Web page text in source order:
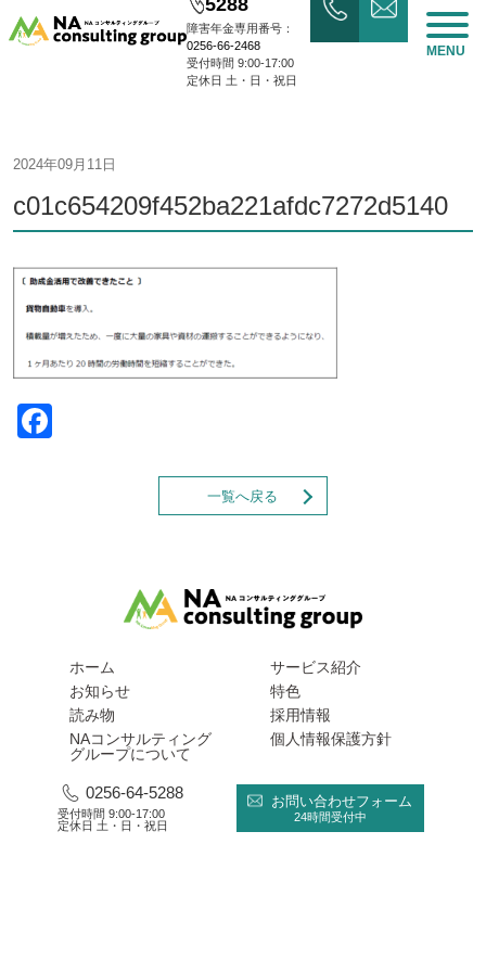
障害年金専用番号：
0256-66-2468
受付時間 9:00-17:00
定休日 土・日・祝日
MENU
2024年09月11日
c01c654209f452ba221afdc7272d5140
一覧へ戻る
ホーム
お知らせ
読み物
NAコンサルティング
グループについて
サービス紹介
特色
採用情報
個人情報保護方針
0256-64-5288
受付時間 9:00-17:00
定休日 土・日・祝日
お問い合わせフォーム
24時間受付中